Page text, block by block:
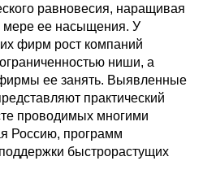
равновесия, наращивая
ее насыщения. У
фирм рост компаний
ниши, а
ее занять. Выявленные
практический
проводимых многими
Россию, программ
быстрорастущих